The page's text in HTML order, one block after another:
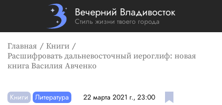
Вечерний Владивосток
Стиль жизни твоего города
Главная
Книги
Расшифровать дальневосточный иероглиф: новая
книга Василия Авченко
Книги Литература 22 марта 2021 г., 23:00